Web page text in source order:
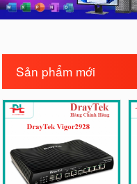
Sản phẩm mới